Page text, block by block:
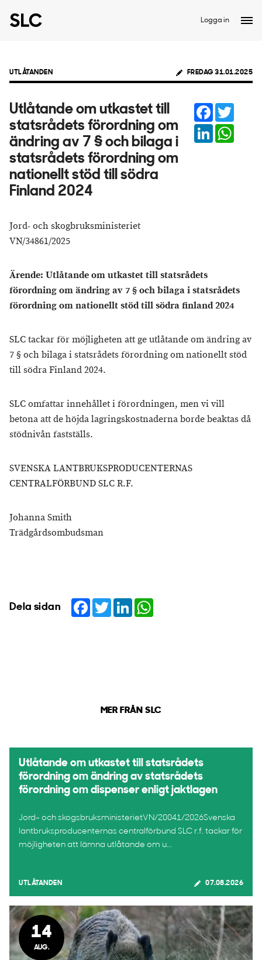
Logga in
UTLÅTANDEN FREDAG 31.01.2025
Utlåtande om utkastet till
statsrådets förordning om
ändring av 7 § och bilaga i
statsrådets förordning om
nationellt stöd till södra
Finland 2024
Facebook
LinkedIn
Jord- och skogbruksministeriet
VN/34861/2025
Ärende: Utlåtande om utkastet till statsrådets
förordning om ändring av 7 § och bilaga i statsrådets
förordning om nationellt stöd till södra finland 2024
SLC tackar för möjligheten att ge utlåtande om ändring av
7 § och bilaga i statsrådets förordning om nationellt stöd
till södra Finland 2024.
SLC omfattar innehållet i förordningen, men vi vill
betona att de höjda lagringskostnaderna borde beaktas då
stödnivån fastställs.
SVENSKA LANTBRUKSPRODUCENTERNAS
CENTRALFÖRBUND SLC R.F.
Johanna Smith
Trädgårdsombudsman
Dela sidan Facebook
TwitterLinkedIn
MER FRÅN SLC
Utlåtande om utkastet till statsrådets
förordning om ändring av statsrådets
förordning om dispenser enligt jaktlagen
Jord- och skogsbruksministerietVN/20041/2026Svenska
lantbruksproducenternas centralförbund SLC r.f. tackar för
möjligheten att lämna utlåtande om u...
UTLÅTANDEN 07.08.2026
14
AUG.